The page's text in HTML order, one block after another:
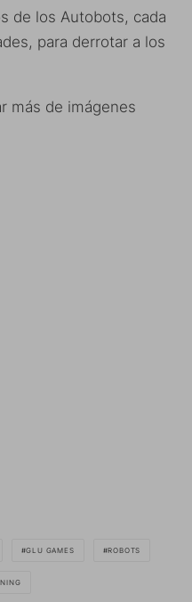
de los Autobots, cada
para derrotar a los
más de imágenes
GLU GAMES ROBOTS